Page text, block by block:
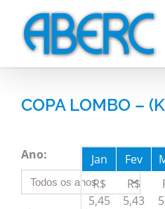
content
COPA LOMBO –
Ano: Jan Fev
R$
5,45
R$
5,43